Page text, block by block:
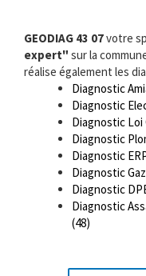
GEODIAG 43 07votre
expert" sur la
réalise également les
Diagnostic
Diagnostic
Diagnostic Loi
Diagnostic
Diagnostic
Diagnostic
Diagnostic
Diagnostic
(48)